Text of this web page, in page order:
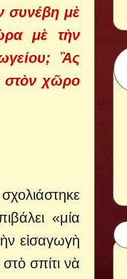
συνέβη μὲ
μὲ τὴν
Ἂς
στὸν χῶρο
«μία
εἰσαγωγὴ
σπίτι νὰ